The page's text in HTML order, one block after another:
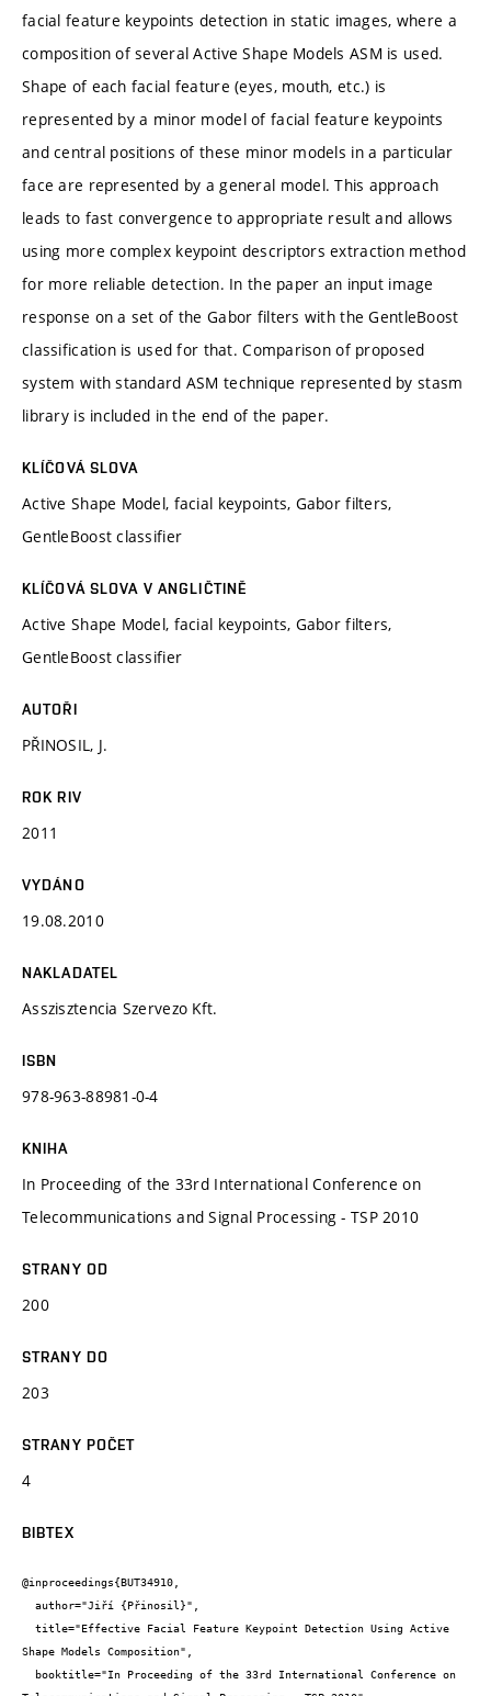
facial feature keypoints detection in static images, where a
composition of several Active Shape Models ASM is used.
Shape of each facial feature (eyes, mouth, etc.) is
represented by a minor model of facial feature keypoints
and central positions of these minor models in a particular
face are represented by a general model. This approach
leads to fast convergence to appropriate result and allows
using more complex keypoint descriptors extraction method
for more reliable detection. In the paper an input image
response on a set of the Gabor filters with the GentleBoost
classification is used for that. Comparison of proposed
system with standard ASM technique represented by stasm
library is included in the end of the paper.
KLÍČOVÁ SLOVA
Active Shape Model, facial keypoints, Gabor filters,
GentleBoost classifier
KLÍČOVÁ SLOVA V ANGLIČTINĚ
Active Shape Model, facial keypoints, Gabor filters,
GentleBoost classifier
AUTOŘI
PŘINOSIL, J.
ROK RIV
2011
VYDÁNO
19.08.2010
NAKLADATEL
Asszisztencia Szervezo Kft.
ISBN
978-963-88981-0-4
KNIHA
In Proceeding of the 33rd International Conference on
Telecommunications and Signal Processing - TSP 2010
STRANY OD
200
STRANY DO
203
STRANY POČET
4
BIBTEX
@inproceedings{BUT34910,
Shape Models Composition",